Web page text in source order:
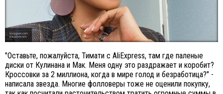
"Оставьте, пожалуйста, Тимати с AliExpress, там где паленые
диски от Кулинана и Мак. Меня одну это раздражает и коробит?
Кроссовки за 2 миллиона, когда в мире голод и безработица?" -
написала звезда. Многие фолловеры тоже не оценили покупку,